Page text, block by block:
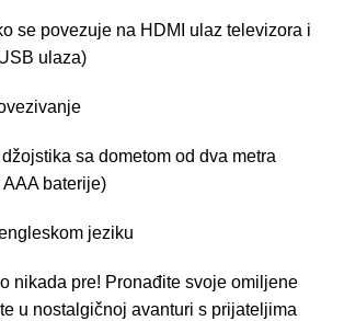
se povezuje na HDMI ulaz televizora i
ulaza)
sa dometom od dva metra
baterije)
jeziku
nikada pre! Pronađite svoje omiljene
u nostalgičnoj avanturi s prijateljima